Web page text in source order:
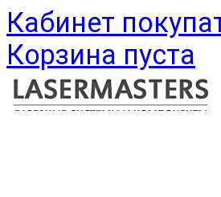
Кабинет
Корзина пуста